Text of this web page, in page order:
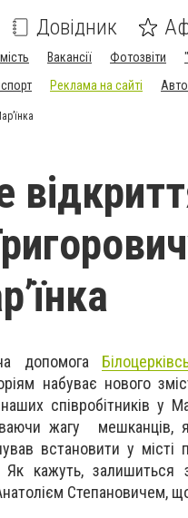
Довідник
Вакансії Фотозвіти
Реклама на сайті
допомога
набуває нового
співробітників у
жагу мешканців,
встановити у місті
Як кажуть, залишиться
Степановичем,